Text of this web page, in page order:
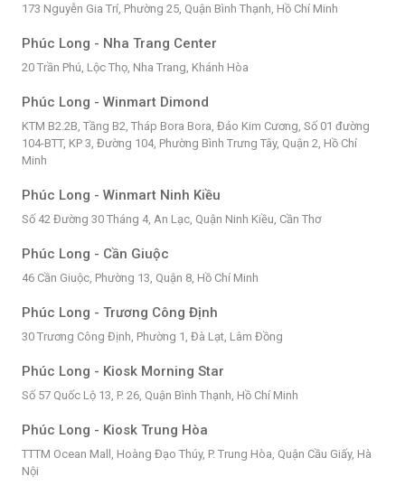
173 Nguyễn Gia Trí, Phường 25, Quận Bình Thạnh, Hồ Chí Minh
Phúc Long - Nha Trang Center
20 Trần Phú, Lộc Thọ, Nha Trang, Khánh Hòa
Phúc Long - Winmart Dimond
KTM B2.2B, Tầng B2, Tháp Bora Bora, Đảo Kim Cương, Số 01 đường
104-BTT, KP 3, Đường 104, Phường Bình Trưng Tây, Quận 2, Hồ Chí
Minh
Phúc Long - Winmart Ninh Kiều
Số 42 Đường 30 Tháng 4, An Lạc, Quận Ninh Kiều, Cần Thơ
Phúc Long - Cần Giuộc
46 Cần Giuộc, Phường 13, Quận 8, Hồ Chí Minh
Phúc Long - Trương Công Định
30 Trương Công Định, Phường 1, Đà Lạt, Lâm Đồng
Phúc Long - Kiosk Morning Star
Số 57 Quốc Lộ 13, P. 26, Quận Bình Thạnh, Hồ Chí Minh
Phúc Long - Kiosk Trung Hòa
TTTM Ocean Mall, Hoàng Đạo Thúy, P. Trung Hòa, Quận Cầu Giấy, Hà
Nội